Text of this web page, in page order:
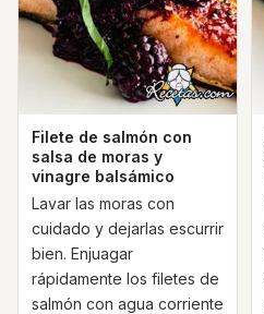
Filete de salmón con
salsa de moras y
vinagre balsámico
Lavar las moras con
cuidado y dejarlas escurrir
bien. Enjuagar
rápidamente los filetes de
salmón con agua corriente